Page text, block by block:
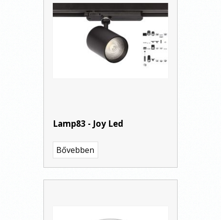
Lamp83 - Joy Led
Bővebben